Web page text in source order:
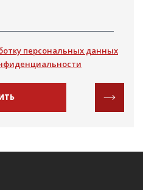
персональных данных